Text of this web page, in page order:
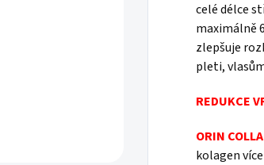
celé délce
maximálně
zlepšuje
pleti,
REDUKCE
ORIN
kolagen